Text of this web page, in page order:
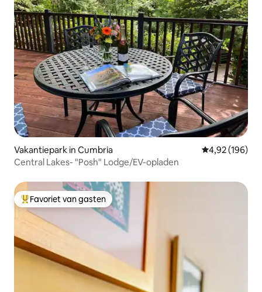
Vakantiepark in Cumbria Gemiddelde
4,92 (196)
Central Lakes- "Posh" Lodge/EV-opladen
Topfavoriet van gasten
Favoriet van gasten